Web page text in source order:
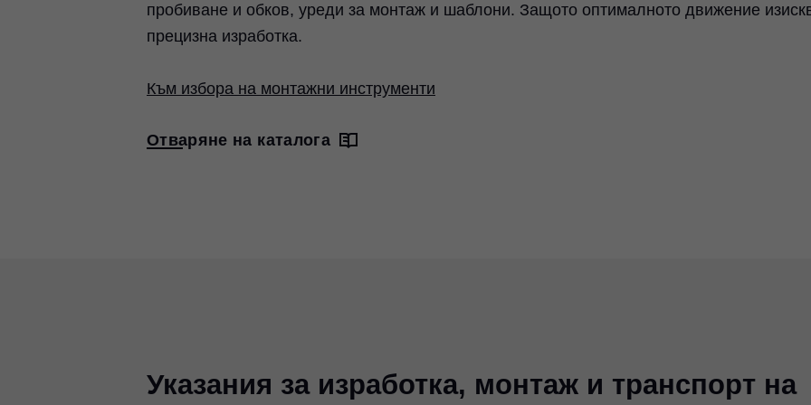
пробиване и обков, уреди за монтаж и шаблони. Защото оптималното движение
прецизна изработка.
Към избора на монтажни инструменти
Отваряне на каталога
Указания за изработка, монтаж и транспорт на